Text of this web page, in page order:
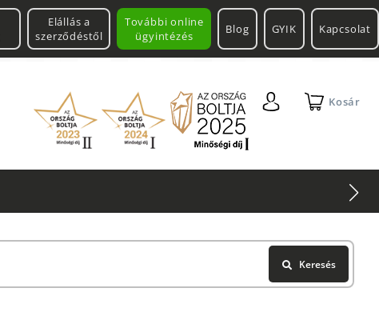
További online
ügyintézés
Elállás a
szerződéstől
Blog GYIK Kapcsolat
Kosár
2 db Shimano Aero
Keresés